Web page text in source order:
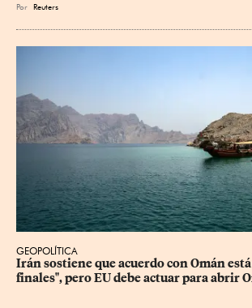
Por Reuters
GEOPOLÍTICA
Irán sostiene que acuerdo con Omán está
finales", pero EU debe actuar para abrir